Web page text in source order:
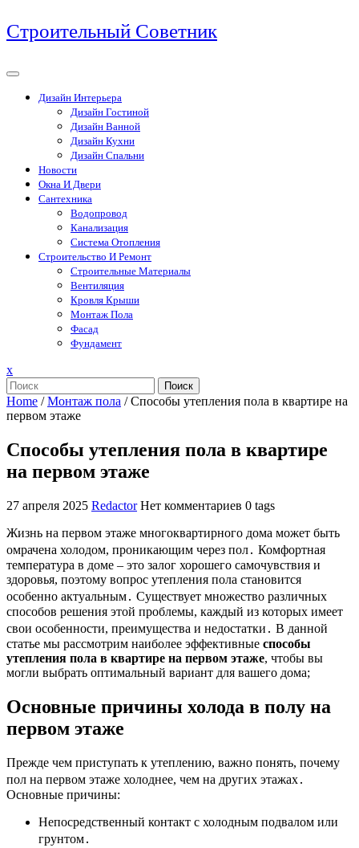
Перейти
к
Строительный Советник
Дизайн Интерьера
Дизайн Гостиной
Дизайн Ванной
Дизайн Кухни
Дизайн Спальни
Новости
Окна И Двери
Сантехника
Водопровод
Канализация
Система Отопления
Строительство И Ремонт
Строительные Материалы
Вентиляция
Кровля Крыши
Монтаж Пола
Фасад
Фундамент
xЗакрыть
меню
Поиск
Home /Монтаж пола /Способы утепления пола в квартире на
первом этаже
Способы утепления пола в квартире
на первом этаже
27 апреля 2025 Redactor Нет комментариев 0 tags
Жизнь на первом этаже многоквартирного дома может быть
омрачена холодом, проникающим через пол․ Комфортная
температура в доме – это залог хорошего самочувствия и
здоровья, поэтому вопрос утепления пола становится
особенно актуальным․ Существует множество различных
способов решения этой проблемы, каждый из которых имеет
свои особенности, преимущества и недостатки․ В данной
статье мы рассмотрим наиболее эффективные способы
утепления пола в квартире на первом этаже, чтобы вы
могли выбрать оптимальный вариант для вашего дома;
Основные причины холода в полу на
первом этаже
Прежде чем приступать к утеплению, важно понять, почему
пол на первом этаже холоднее, чем на других этажах․
Основные причины:
Непосредственный контакт с холодным подвалом или
грунтом․